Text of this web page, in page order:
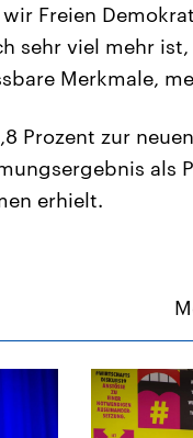
wir Freien
sehr viel mehr
Merkmale,
Prozent zur
als
erhielt.